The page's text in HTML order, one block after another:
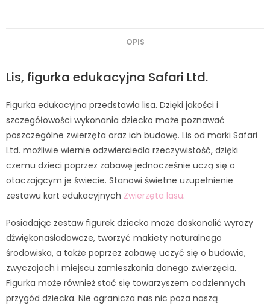
OPIS
Lis, figurka edukacyjna Safari Ltd.
Figurka edukacyjna przedstawia lisa. Dzięki jakości i
szczegółowości wykonania dziecko może poznawać
poszczególne zwierzęta oraz ich budowę. Lis od marki Safari
Ltd. możliwie wiernie odzwierciedla rzeczywistość, dzięki
czemu dzieci poprzez zabawę jednocześnie uczą się o
otaczającym je świecie. Stanowi świetne uzupełnienie
zestawu kart edukacyjnych Zwierzęta lasu.
Posiadając zestaw figurek dziecko może doskonalić wyrazy
dźwiękonaśladowcze, tworzyć makiety naturalnego
środowiska, a także poprzez zabawę uczyć się o budowie,
zwyczajach i miejscu zamieszkania danego zwierzęcia.
Figurka może również stać się towarzyszem codziennych
przygód dziecka. Nie ogranicza nas nic poza naszą